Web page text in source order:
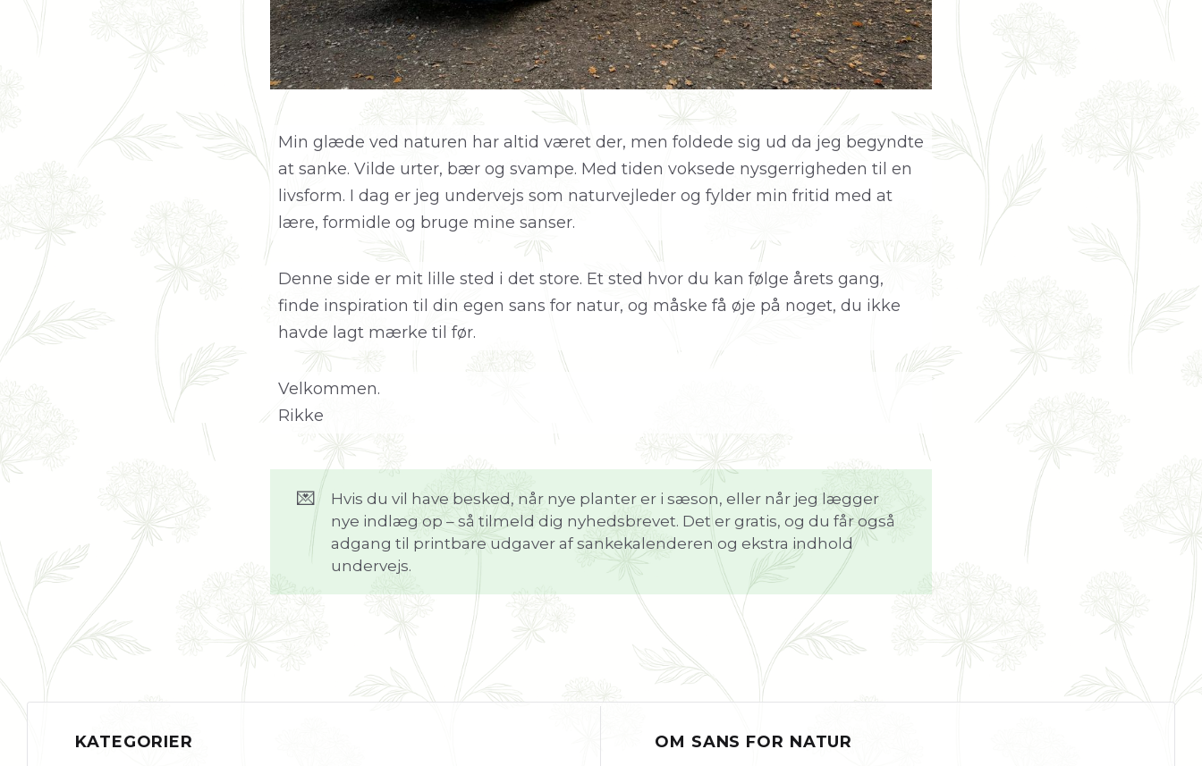
Min glæde ved naturen har altid været der, men foldede sig ud da jeg begyndte
at sanke. Vilde urter, bær og svampe. Med tiden voksede nysgerrigheden til en
livsform. I dag er jeg undervejs som naturvejleder og fylder min fritid med at
lære, formidle og bruge mine sanser.
Denne side er mit lille sted i det store. Et sted hvor du kan følge årets gang,
finde inspiration til din egen sans for natur, og måske få øje på noget, du ikke
havde lagt mærke til før.
Velkommen.
Rikke
💌
Hvis du vil have besked, når nye planter er i sæson, eller når jeg lægger
nye indlæg op – så tilmeld dig nyhedsbrevet. Det er gratis, og du får også
adgang til printbare udgaver af sankekalenderen og ekstra indhold
undervejs.
KATEGORIER OM SANS FOR NATUR